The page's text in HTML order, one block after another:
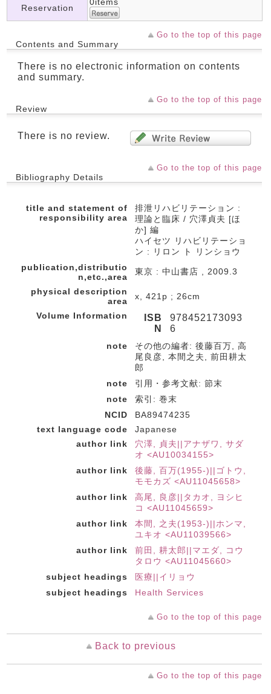
Reservation
Go to the top of this page
Contents and Summary
There is no electronic information on contents
and summary.
Go to the top of this page
Review
There is no review.
Go to the top of this page
Bibliography Details
title and statement of
responsibility area
排泄リハビリテーション :
理論と臨床 / 穴澤貞夫 [ほ
か] 編
ハイセツ リハビリテーショ
ン : リロン ト リンショウ
publication,distributio
n,etc.,area
東京 : 中山書店 , 2009.3
physical description
area
x, 421p ; 26cm
Volume Information
ISB
N
978452173093
6
note
その他の編者: 後藤百万, 高
尾良彦, 本間之夫, 前田耕太
郎
note
引用・参考文献: 節末
note
索引: 巻末
NCID
BA89474235
text language code
Japanese
author link
穴澤, 貞夫||アナザワ, サダ
オ <AU10034155>
author link
後藤, 百万(1955-)||ゴトウ,
モモカズ <AU11045658>
author link
高尾, 良彦||タカオ, ヨシヒ
コ <AU11045659>
author link
本間, 之夫(1953-)||ホンマ,
ユキオ <AU11039566>
author link
前田, 耕太郎||マエダ, コウ
タロウ <AU11045660>
subject headings
医療||イリョウ
subject headings
Health Services
Go to the top of this page
Back to previous
Go to the top of this page